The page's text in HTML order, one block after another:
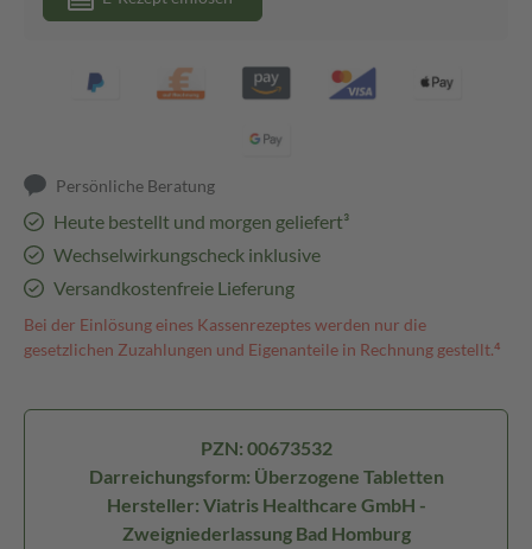
Persönliche Beratung
Heute bestellt und morgen geliefert³
Wechselwirkungscheck inklusive
Versandkostenfreie Lieferung
Bei der Einlösung eines Kassenrezeptes werden nur die
gesetzlichen Zuzahlungen und Eigenanteile in Rechnung gestellt.⁴
PZN: 00673532
Darreichungsform: Überzogene Tabletten
Hersteller: Viatris Healthcare GmbH -
Zweigniederlassung Bad Homburg